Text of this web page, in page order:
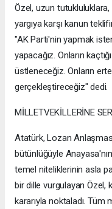
Özel, uzun
yargıya karşı kanun
"AK Parti'nin yapmak
yapacağız. Onların
üstleneceğiz. Onların
gerçekleştireceğiz" dedi.
MİLLETVEKİLLERİNE
Atatürk, Lozan
bütünlüğüyle
temel niteliklerinin asla
bir dille vurgulayan Özel,
kararıyla noktaladı. Tüm